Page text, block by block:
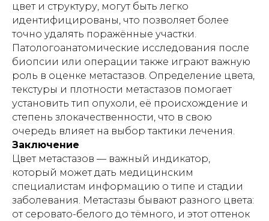
цвет и структуру, могут быть легко
идентифицированы, что позволяет более
точно удалять поражённые участки.
Патологоанатомические исследования после
биопсии или операции также играют важную
роль в оценке метастазов. Определение цвета,
текстуры и плотности метастазов помогает
установить тип опухоли, её происхождение и
степень злокачественности, что в свою
очередь влияет на выбор тактики лечения.
Заключение
Цвет метастазов — важный индикатор,
который может дать медицинским
специалистам информацию о типе и стадии
заболевания. Метастазы бывают разного цвета:
от серовато-белого до тёмного, и этот оттенок
Индивидуальный предприниматель
Гришин Андрей Михайлович оставляет
за собой право отказать в заключении
договора проката (аренды)
оборудования без объяснения причин,
в том числе при наличии сомнений в
характере предполагаемого
использования оборудования и/или
возможности соблюдения условий его
эксплуатации.
ИМЕЮТСЯ ПРОТИВОПОКАЗАНИЯ!
Перед использованием необходимо
ознакомиться с инструкцией и
проконсультироваться с врачом.